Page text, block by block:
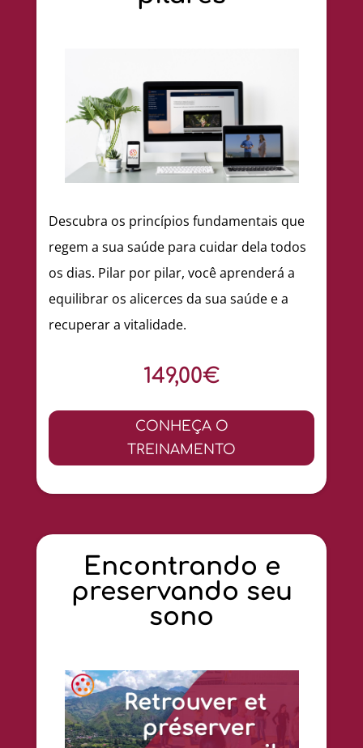
Descubra os princípios fundamentais que
regem a sua saúde para cuidar dela todos
os dias. Pilar por pilar, você aprenderá a
equilibrar os alicerces da sua saúde e a
recuperar a vitalidade.
149,00€
CONHEÇA O
TREINAMENTO
Encontrando e
preservando seu
sono